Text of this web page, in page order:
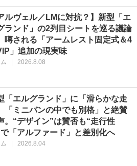
ルヴェル／LMに対抗？】新型「エ
ランド」の2列目シートを巡る議論
噂される「アームレスト固定式＆4
」追加の現実味
2026.8.08
「エルグランド」に「滑らかな走
「ミニバンの中でも別格」と絶賛
。“デザイン”は賛否も“走行性
「アルファード」と差別化へ
2026.8.04